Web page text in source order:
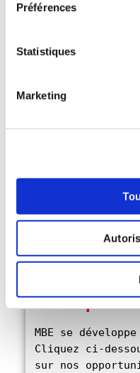
Préférences
Statistiques
Marketing
logistique du
électronique
Lancez-
MBE se
Cliquez ci-
sur nos